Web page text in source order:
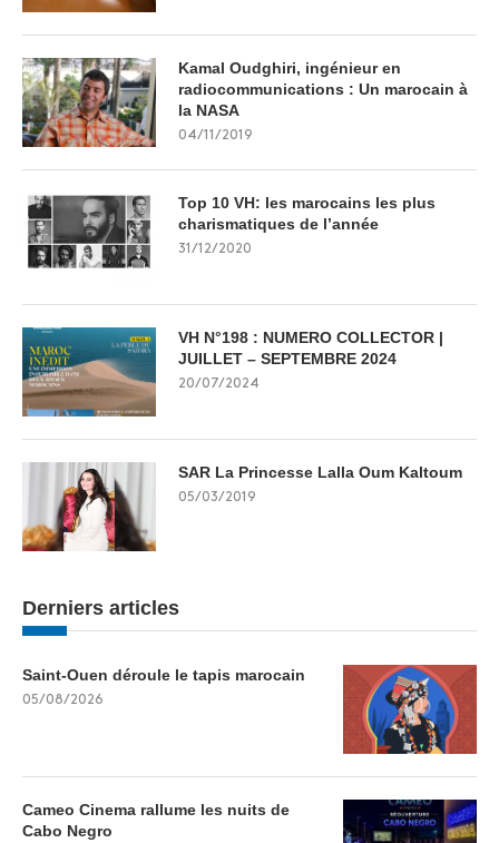
Kamal Oudghiri, ingénieur en
radiocommunications : Un marocain à
la NASA
04/11/2019
Top 10 VH: les marocains les plus
charismatiques de l’année
31/12/2020
VH N°198 : NUMERO COLLECTOR |
JUILLET – SEPTEMBRE 2024
20/07/2024
SAR La Princesse Lalla Oum Kaltoum
05/03/2019
Derniers articles
Saint-Ouen déroule le tapis marocain
05/08/2026
Cameo Cinema rallume les nuits de
Cabo Negro